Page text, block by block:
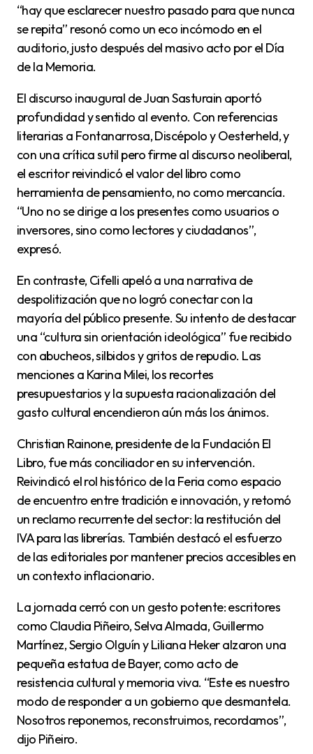
“hay que esclarecer nuestro pasado para que nunca
se repita” resonó como un eco incómodo en el
auditorio, justo después del masivo acto por el Día
de la Memoria.
El discurso inaugural de Juan Sasturain aportó
profundidad y sentido al evento. Con referencias
literarias a Fontanarrosa, Discépolo y Oesterheld, y
con una crítica sutil pero firme al discurso neoliberal,
el escritor reivindicó el valor del libro como
herramienta de pensamiento, no como mercancía.
“Uno no se dirige a los presentes como usuarios o
inversores, sino como lectores y ciudadanos”,
expresó.
En contraste, Cifelli apeló a una narrativa de
despolitización que no logró conectar con la
mayoría del público presente. Su intento de destacar
una “cultura sin orientación ideológica” fue recibido
con abucheos, silbidos y gritos de repudio. Las
menciones a Karina Milei, los recortes
presupuestarios y la supuesta racionalización del
gasto cultural encendieron aún más los ánimos.
Christian Rainone, presidente de la Fundación El
Libro, fue más conciliador en su intervención.
Reivindicó el rol histórico de la Feria como espacio
de encuentro entre tradición e innovación, y retomó
un reclamo recurrente del sector: la restitución del
IVA para las librerías. También destacó el esfuerzo
de las editoriales por mantener precios accesibles en
un contexto inflacionario.
La jornada cerró con un gesto potente: escritores
como Claudia Piñeiro, Selva Almada, Guillermo
Martínez, Sergio Olguín y Liliana Heker alzaron una
pequeña estatua de Bayer, como acto de
resistencia cultural y memoria viva. “Este es nuestro
modo de responder a un gobierno que desmantela.
Nosotros reponemos, reconstruimos, recordamos”,
dijo Piñeiro.